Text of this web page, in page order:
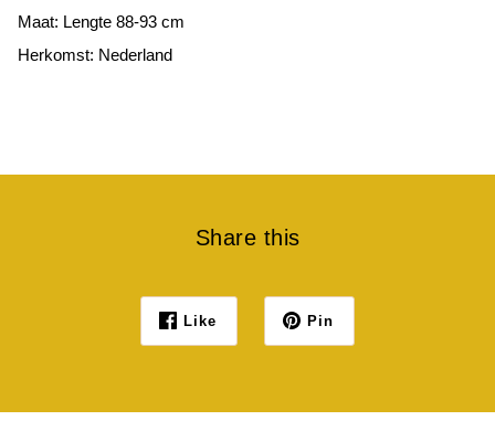
Maat: Lengte 88-93 cm
Herkomst: Nederland
Share this
Like Pin